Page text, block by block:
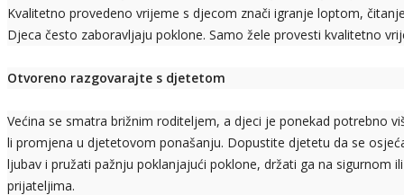
Kvalitetno provedeno vrijeme s djecom znači igranje loptom,
Djeca često zaboravljaju poklone. Samo žele provesti kvalitetno
Otvoreno razgovarajte s djetetom
Većina se smatra brižnim roditeljem, a djeci je ponekad potrebno
li promjena u djetetovom ponašanju. Dopustite djetetu da se
ljubav i pružati pažnju poklanjajući poklone, držati ga na sigurnom
prijateljima.